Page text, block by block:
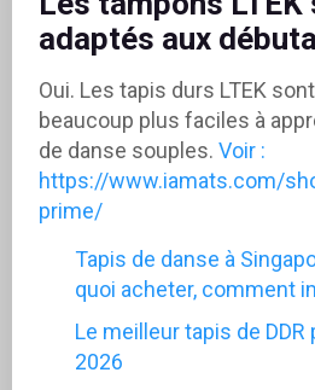
adaptés aux
Oui. Les tapis durs LTEK
beaucoup plus faciles à
de danse souples. Voir :
https://www.iamats.com/
prime/
Tapis de danse à
quoi acheter, comment
Le meilleur tapis de
2026